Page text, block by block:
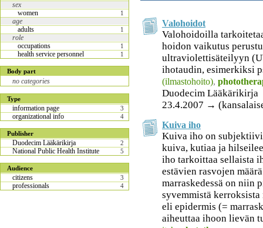
sex
women
1
age
adults
1
role
occupations
1
health service personnel 1
Body part
no categories
Type
information page 3
organizational info 4
Publisher
Duodecim Lääkärikirja 2
National Public Health Institute 5
Audience
citizens 3
professionals 4
Valohoidot
Valohoidoilla
hoidon vaikutus
ultraviolettisäteilyyn
ihotaudin, esimerkiksi
(ilmastohoito),
Duodecim Lääkärikirja
23.4.2007 →
Kuiva iho
Kuiva iho on
kuiva, kutiaa ja
iho tarkoittaa sellaista
estävien rasvojen
marraskedessä on niin
syvemmistä
eli epidermis (=
aiheuttaa ihoon lievän